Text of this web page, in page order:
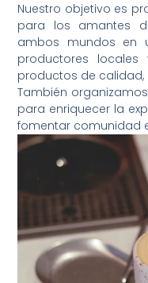
Nuestro objetivo es
para los amantes
ambos mundos en
productores
productos de calidad,
También
para enriquecer la
fomentar comunidad